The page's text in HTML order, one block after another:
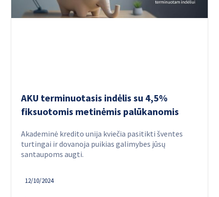
AKU terminuotasis indėlis su 4,5%
fiksuotomis metinėmis palūkanomis
Akademinė kredito unija kviečia pasitikti šventes
turtingai ir dovanoja puikias galimybes jūsų
santaupoms augti.
12/10/2024